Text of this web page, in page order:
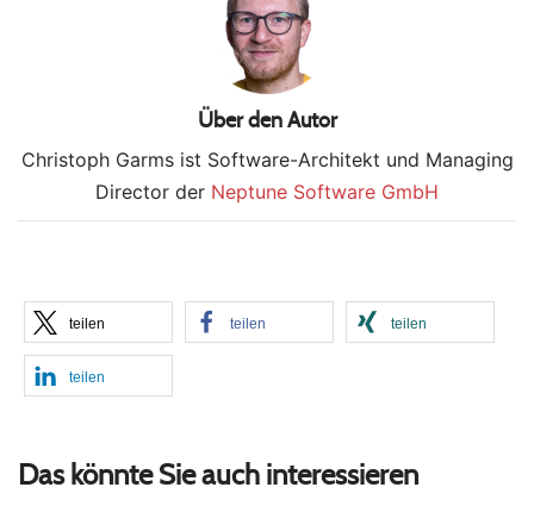
Über den Autor
Christoph Garms ist Software-Architekt und Managing
Director der Neptune Software GmbH
teilen teilen teilen
teilen
Das könnte Sie auch interessieren